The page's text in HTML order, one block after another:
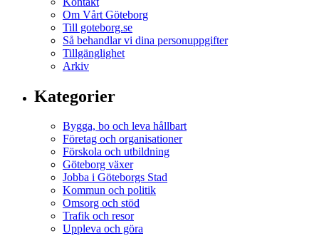
Om Vårt Göteborg
Till goteborg.se
Så behandlar vi dina personuppgifter
Tillgänglighet
Arkiv
Kategorier
Bygga, bo och leva hållbart
Företag och organisationer
Förskola och utbildning
Göteborg växer
Jobba i Göteborgs Stad
Kommun och politik
Omsorg och stöd
Trafik och resor
Uppleva och göra